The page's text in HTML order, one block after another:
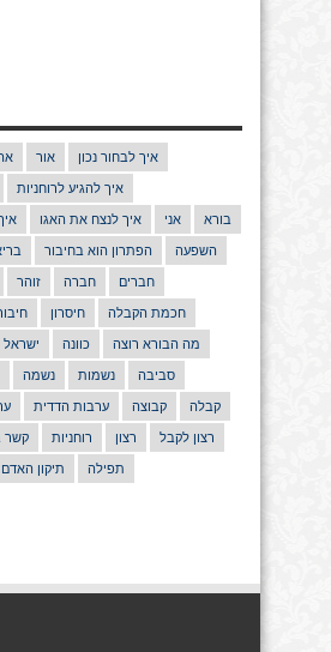
אור איך לבחור נכון
איך להגיע לרוחניות
איך לנצח את האגו אני בורא
הפתרון הוא בחיבור השפעה
זוהר חברה חברים
חיסרון חכמת הקבלה
ישראל כוונה מה הבורא רוצה
נשמה נשמות סביבה
ערבות הדדית קבוצה קבלה
קשר רוחניות רצון רצון לקבל
תיקון האדם תפילה